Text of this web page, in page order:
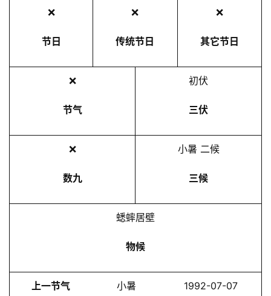
❌
节日
❌
传统节日
❌
其它节日
❌
节气
初伏
三伏
❌
数九
小暑 二候
三候
蟋蟀居壁
物候
上一节气 小暑 1992-07-07